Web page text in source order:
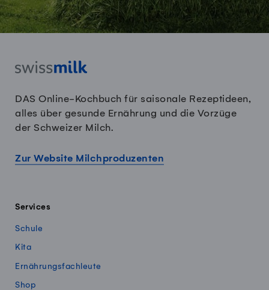
DAS Online-Kochbuch für saisonale Rezeptideen,
alles über gesunde Ernährung und die Vorzüge
der Schweizer Milch.
Zur Website Milchproduzenten
Services
Schule
Kita
Ernährungsfachleute
Shop